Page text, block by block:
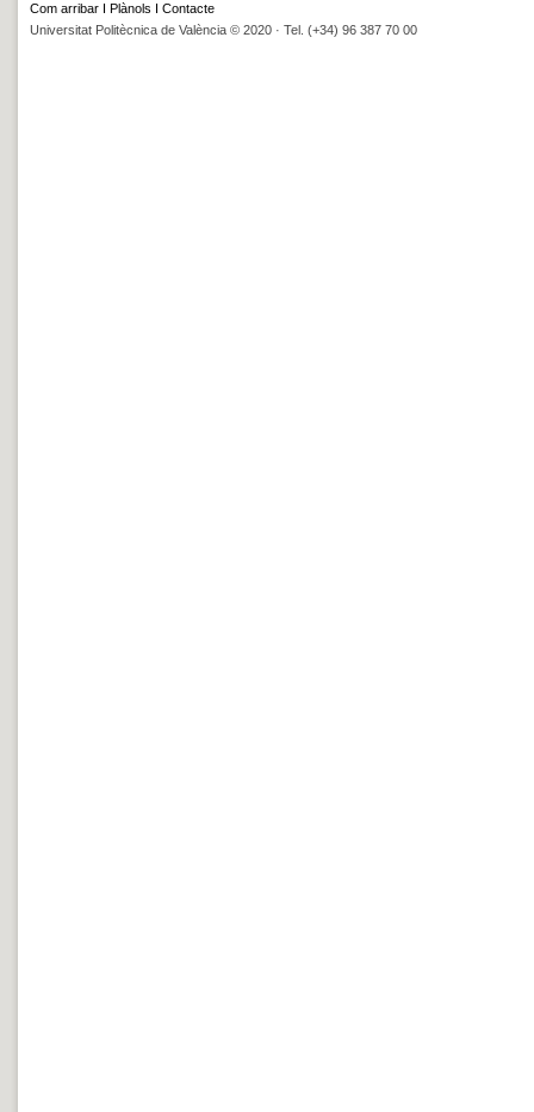
Com arribar I Plànols I Contacte
Universitat Politècnica de València © 2020 · Tel. (+34) 96 387 70 00